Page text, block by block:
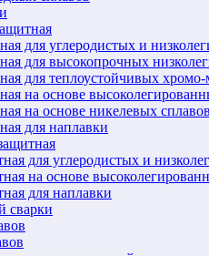
для углеродистых и
для высокопрочных
для теплоустойчивых
на основе
на основе никелевых
для наплавки
для углеродистых и
на основе
для наплавки
сварки